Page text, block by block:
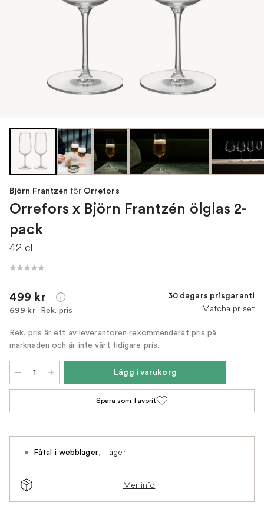
Björn Frantzén för Orrefors
Orrefors x Björn Frantzén ölglas 2-
pack
42 cl
499 kr
699 kr Rek. pris
30 dagars prisgaranti
Matcha priset
Rek. pris är ett av leverantören rekommenderat pris på
marknaden och är inte vårt tidigare pris.
Lägg i varukorg
Spara som favorit
Fåtal i webblager, I lager
Mer info